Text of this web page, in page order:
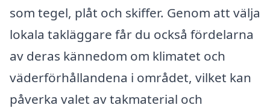
som tegel, plåt och skiffer. Genom att välja
lokala takläggare får du också fördelarna
av deras kännedom om klimatet och
väderförhållandena i området, vilket kan
påverka valet av takmaterial och